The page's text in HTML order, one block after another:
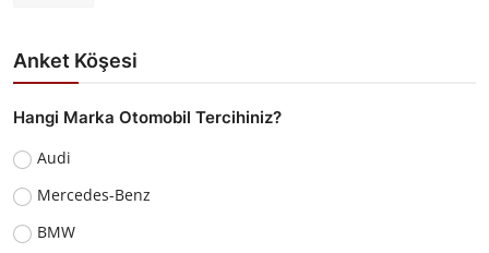
Anket Köşesi
Hangi Marka Otomobil Tercihiniz?
Audi
Mercedes-Benz
BMW